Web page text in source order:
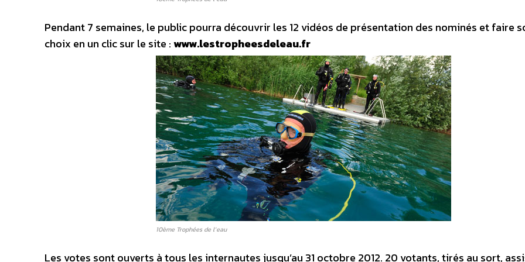
Pendant 7 semaines, le public pourra découvrir les 12 vidéos de présentation des nominés et faire
choix en un clic sur le site :www.lestropheesdeleau.fr
10ème Trophées de l’eau
Les votes sont ouverts à tous les internautes jusqu’au 31 octobre 2012. 20 votants, tirés au sort,